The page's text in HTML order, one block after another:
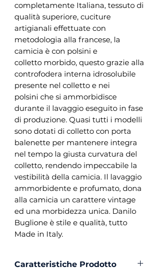
completamente Italiana, tessuto di
qualità superiore, cuciture
artigianali effettuate con
metodologia alla francese, la
camicia è con polsini e
colletto morbido, questo grazie alla
controfodera interna idrosolubile
presente nel colletto e nei
polsini che si ammorbidisce
durante il lavaggio eseguito in fase
di produzione. Quasi tutti i modelli
sono dotati di colletto con porta
balenette per mantenere integra
nel tempo la giusta curvatura del
colletto, rendendo impeccabile la
vestibilità della camicia. Il lavaggio
ammorbidente e profumato, dona
alla camicia un carattere vintage
ed una morbidezza unica. Danilo
Buglione è stile e qualità, tutto
Made in Italy.
Caratteristiche Prodotto